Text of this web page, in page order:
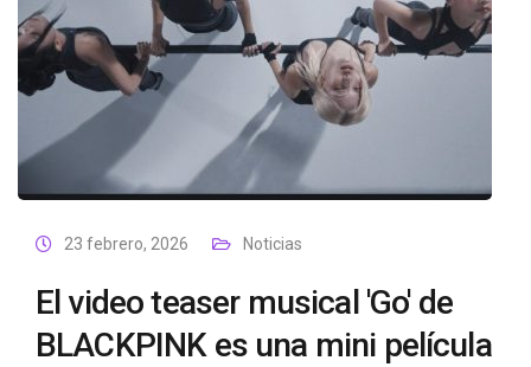
23 febrero, 2026 Noticias
El video teaser musical 'Go' de
BLACKPINK es una mini película